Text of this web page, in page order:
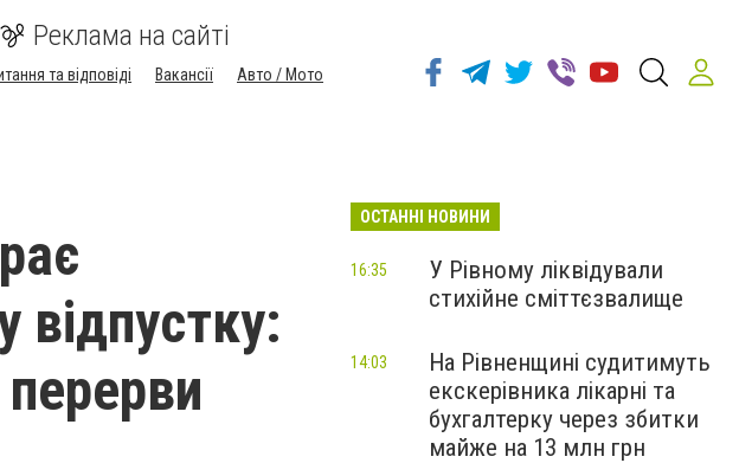
Реклама на сайті
та відповіді Вакансії
Авто / Мото
відпустку:
перерви
ОСТАННІ НОВИНИ
У Рівному ліквідували
стихійне сміттєзвалище
16:35
На Рівненщині судитимуть
екскерівника лікарні та
бухгалтерку через збитки
майже на 13 млн грн
14:03